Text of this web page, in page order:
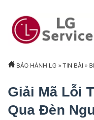
BẢO HÀNH LG » TIN BÀI »
Giải Mã Lỗi
Qua Đèn